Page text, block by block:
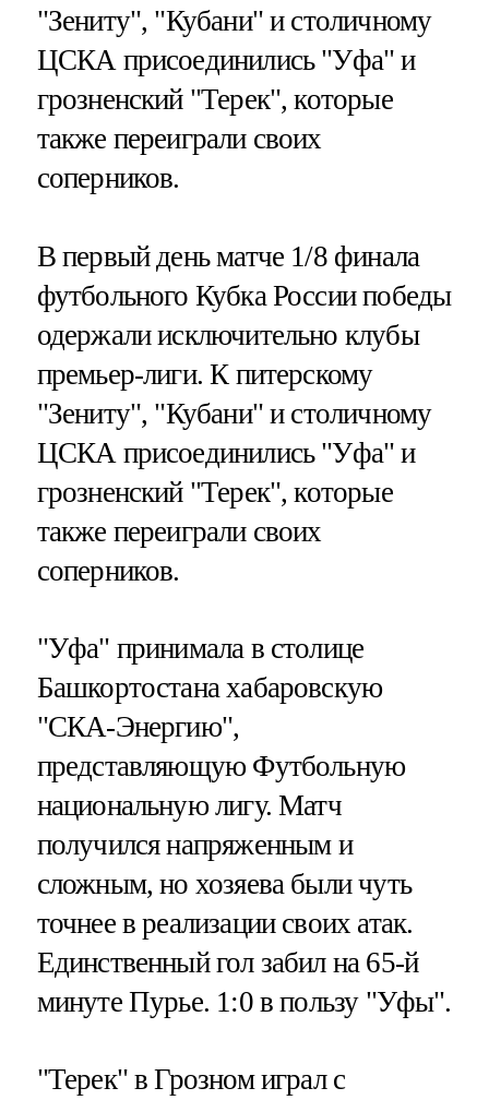
"Зениту", "Кубани" и столичному
ЦСКА присоединились "Уфа" и
грозненский "Терек", которые
также переиграли своих
соперников.
В первый день матче 1/8 финала
футбольного Кубка России победы
одержали исключительно клубы
премьер-лиги. К питерскому
"Зениту", "Кубани" и столичному
ЦСКА присоединились "Уфа" и
грозненский "Терек", которые
также переиграли своих
соперников.
"Уфа" принимала в столице
Башкортостана хабаровскую
"СКА-Энергию",
представляющую Футбольную
национальную лигу. Матч
получился напряженным и
сложным, но хозяева были чуть
точнее в реализации своих атак.
Единственный гол забил на 65-й
минуте Пурье. 1:0 в пользу "Уфы".
"Терек" в Грозном играл с